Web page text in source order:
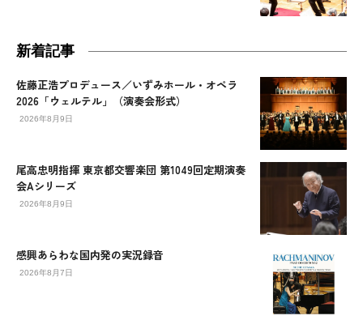
新着記事
佐藤正浩プロデュース／いずみホール・オペラ
2026「ウェルテル」（演奏会形式）
2026年8月9日
尾高忠明指揮 東京都交響楽団 第1049回定期演奏
会Aシリーズ
2026年8月9日
感興あらわな国内発の実況録音
2026年8月7日